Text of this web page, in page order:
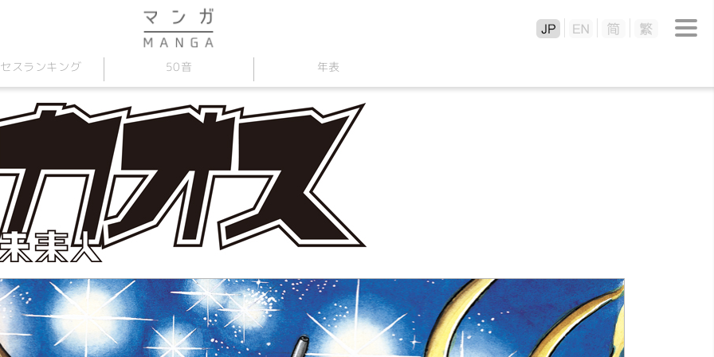
ス ランキング 50音 年表